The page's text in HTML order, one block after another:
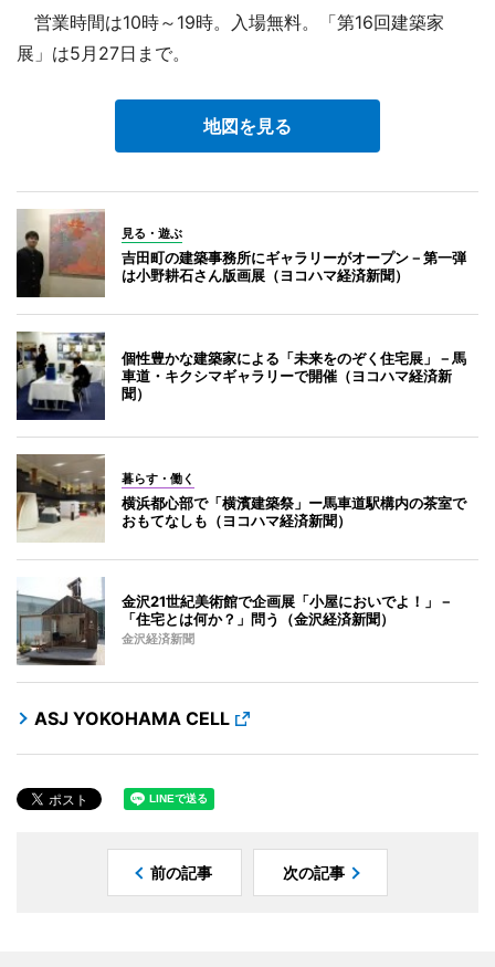
営業時間は10時～19時。入場無料。「第16回建築家
展」は5月27日まで。
地図を見る
見る・遊ぶ
吉田町の建築事務所にギャラリーがオープン－第一弾
は小野耕石さん版画展（ヨコハマ経済新聞）
個性豊かな建築家による「未来をのぞく住宅展」－馬
車道・キクシマギャラリーで開催（ヨコハマ経済新
聞）
暮らす・働く
横浜都心部で「横濱建築祭」ー馬車道駅構内の茶室で
おもてなしも（ヨコハマ経済新聞）
金沢21世紀美術館で企画展「小屋においでよ！」－
「住宅とは何か？」問う（金沢経済新聞）
金沢経済新聞
ASJ YOKOHAMA CELL
前の記事 次の記事